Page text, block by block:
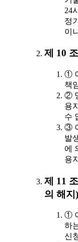
24
정
이
제 10
①
책
②
용
수
③
발
에
용
제 11
의 해지)
①
하
신